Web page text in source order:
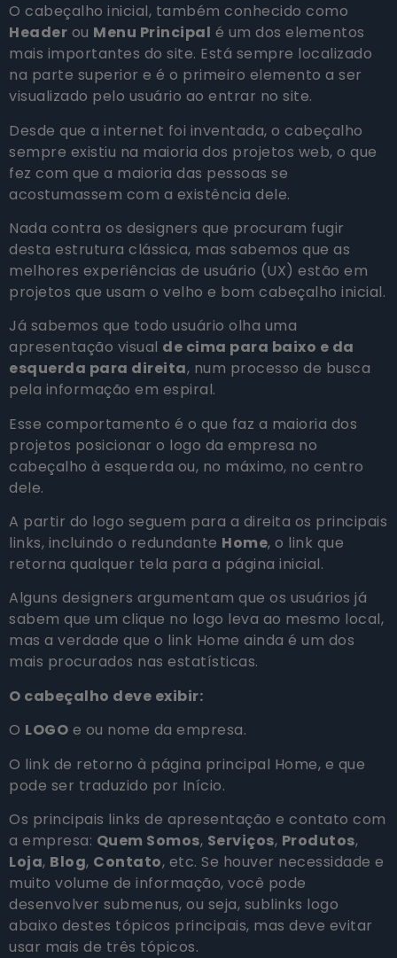
O cabeçalho inicial, também conhecido como
Header ou Menu Principal é um dos elementos
mais importantes do site. Está sempre localizado
na parte superior e é o primeiro elemento a ser
visualizado pelo usuário ao entrar no site.
Desde que a internet foi inventada, o cabeçalho
sempre existiu na maioria dos projetos web, o que
fez com que a maioria das pessoas se
acostumassem com a existência dele.
Nada contra os designers que procuram fugir
desta estrutura clássica, mas sabemos que as
melhores experiências de usuário (UX) estão em
projetos que usam o velho e bom cabeçalho inicial.
Já sabemos que todo usuário olha uma
apresentação visual de cima para baixo e da
esquerda para direita, num processo de busca
pela informação em espiral.
Esse comportamento é o que faz a maioria dos
projetos posicionar o logo da empresa no
cabeçalho à esquerda ou, no máximo, no centro
dele.
A partir do logo seguem para a direita os principais
links, incluindo o redundante Home, o link que
retorna qualquer tela para a página inicial.
Alguns designers argumentam que os usuários já
sabem que um clique no logo leva ao mesmo local,
mas a verdade que o link Home ainda é um dos
mais procurados nas estatísticas.
O cabeçalho deve exibir:
O LOGO e ou nome da empresa.
O link de retorno à página principal Home, e que
pode ser traduzido por Início.
Os principais links de apresentação e contato com
a empresa: Quem Somos, Serviços, Produtos,
Loja, Blog, Contato, etc. Se houver necessidade e
muito volume de informação, você pode
desenvolver submenus, ou seja, sublinks logo
abaixo destes tópicos principais, mas deve evitar
usar mais de três tópicos.